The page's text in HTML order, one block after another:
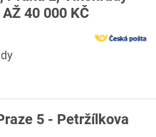
AŽ 40 000 KČ
5 - Petržílkova